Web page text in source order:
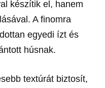
készítik el, hanem
A finomra
egyedi ízt és
húsnak.
textúrát biztosít,